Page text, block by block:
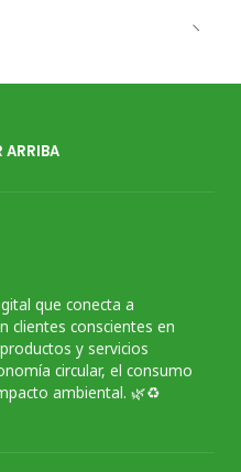
ARRIBA
que conecta a
clientes conscientes en
y servicios
circular, el consumo
ambiental. 🌿♻️